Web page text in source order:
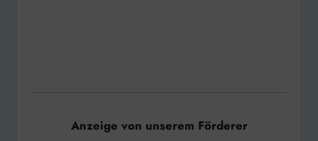
Anzeige von unserem Förderer